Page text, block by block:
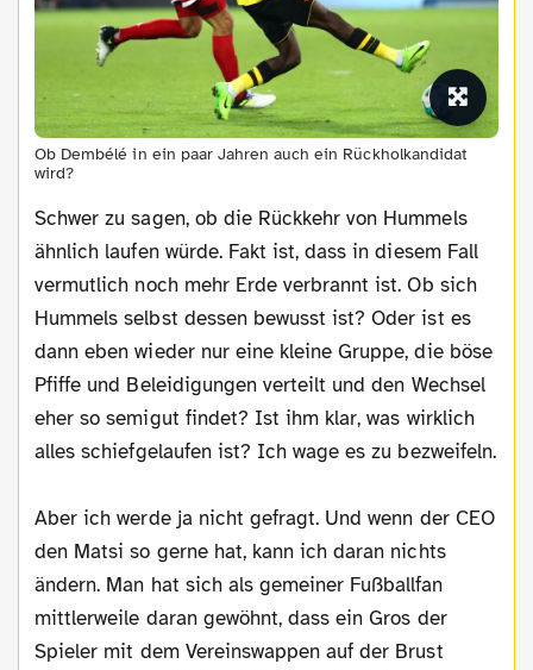
Ob Dembélé in ein paar Jahren auch ein Rückholkandidat
wird?
Schwer zu sagen, ob die Rückkehr von Hummels
ähnlich laufen würde. Fakt ist, dass in diesem Fall
vermutlich noch mehr Erde verbrannt ist. Ob sich
Hummels selbst dessen bewusst ist? Oder ist es
dann eben wieder nur eine kleine Gruppe, die böse
Pfiffe und Beleidigungen verteilt und den Wechsel
eher so semigut findet? Ist ihm klar, was wirklich
alles schiefgelaufen ist? Ich wage es zu bezweifeln.
Aber ich werde ja nicht gefragt. Und wenn der CEO
den Matsi so gerne hat, kann ich daran nichts
ändern. Man hat sich als gemeiner Fußballfan
mittlerweile daran gewöhnt, dass ein Gros der
Spieler mit dem Vereinswappen auf der Brust